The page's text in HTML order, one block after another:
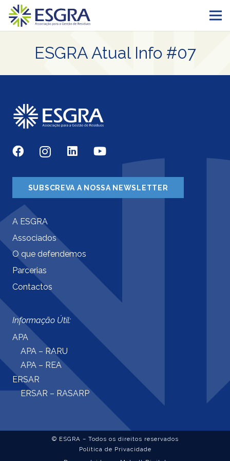
ESGRA Atual Info #07
SUBSCREVA A NOSSA NEWSLETTER
A ESGRA
Associados
O que defendemos
Parcerias
Contactos
Informação Útil:
APA
APA – RARU
APA – REA
ERSAR
ERSAR – RASARP
© ESGRA – Todos os direitos reservados
Política de Privacidade